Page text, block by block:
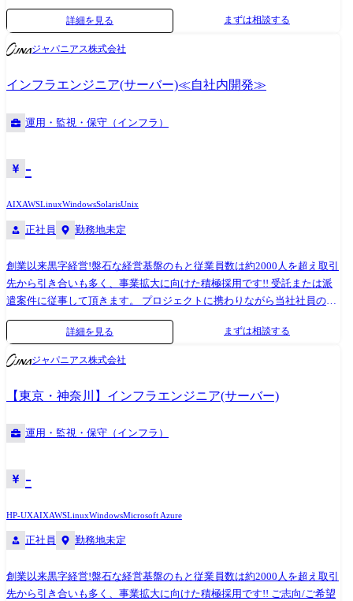
件に対して、エンジニアの方が「A～C」の三段階評価をしていただきま
す。「A」評価の案件を最優先にプロジェクトへアサインします。も
し、「C」評価しかない場合は、再度当社でピックアップしますので安
心してください。 案件 【1】Windowsサーバ設計構築 証券システム 設
計・構築 ・サーバリプレース、システム新規導入対応 ・設計、およびベ
ンダ・ユーザー等と各種調整しタスクを推進 ・サーバ障害対応や、ユー
ザー問い合わせ対応などもあり ・システムはWindowsがメイン 【2】鉄
道会社向けプロジェクト サーバやシステム環境の構築を担当 【3】サー
析)の作業 ※上記以外のプロジェクトが多数あります。 上述のとおり、
貴方のスキルや経験、希望する環境を最優先に、かつ、エンジニア(社員)
Linux, Solaris, HP-UX, AIX, Exchange Server, Sharepoint, Office 365, Zabbix,
詳細を見る まずは相談する
ジャパニアス株式会社
インフラエンジニア(サーバー)≪自社内開発≫
運用・監視・保守（インフラ）
-
AIXAWSLinuxWindowsSolarisUnix
正社員 勤務地未定
創業以来黒字経営!盤石な経営基盤のもと従業員数は約2000人を超え取引
先から引き合いも多く、事業拡大に向けた積極採用です!! 受託または派
遣案件に従事して頂きます。 プロジェクトに携わりながら当社社員の充
実した教育が受けられ専門的なスキルが身につきます。 【取引業界】 ●
製造メーカー、通信キャリア、金融、流通、官公庁 等 【サーバ基盤】
●OS: Windows、Linux、UNIX、Solaris、AIX、VM 等 ●種類: ストレ
ージ、Web、AP、仮想化 等 【プロジェクト例】 ●要件定義・設計・構
築(上流) ●運用・保守(下流) ※ご志向・経験に応じて、プロジェクトを決
定します
詳細を見る まずは相談する
ジャパニアス株式会社
【東京・神奈川】インフラエンジニア(サーバー)
運用・監視・保守（インフラ）
-
HP-UXAIXAWSLinuxWindowsMicrosoft Azure
正社員 勤務地未定
創業以来黒字経営!盤石な経営基盤のもと従業員数は約2000人を超え取引
先から引き合いも多く、事業拡大に向けた積極採用です!! ご志向/ご希望